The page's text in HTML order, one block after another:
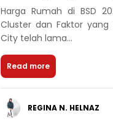
Harga Rumah di BSD
Cluster dan Faktor yang
City telah lama...
Read more
REGINA N. HELNAZ